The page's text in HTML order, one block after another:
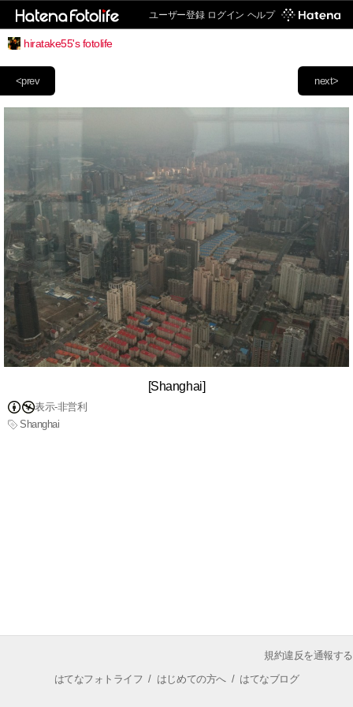
ユーザー登録 ログイン ヘルプ
hiratake55's fotolife
next>
<prev
[Shanghai]
表示-非営利
Shanghai
規約違反を通報する
はてなフォトライフ / はじめての方へ/ はてなブログ